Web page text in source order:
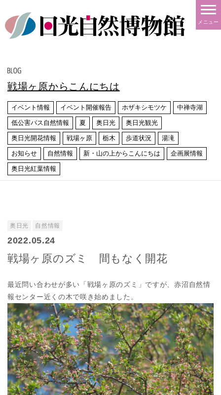
メニュー
戦場ヶ原からこんにちは
イベント情報 イベント開催報告 ホザキシモツケ 中禅寺湖
低公害バス自然情報 夏 奥日光 奥日光観光
奥日光開花情報 戦場ヶ原 栃木 歩道状況 湯滝
お知らせ 自然情報 新・山の上からこんにちは 企画展情報
奥日光紅葉情報
奥日光 自然情報
2022.05.24
戦場ヶ原のズミ 間もなく開花
最近問い合わせが多い「戦場ヶ原のズミ」ですが、赤沼自然情
報センター近くの木で咲き始めました。